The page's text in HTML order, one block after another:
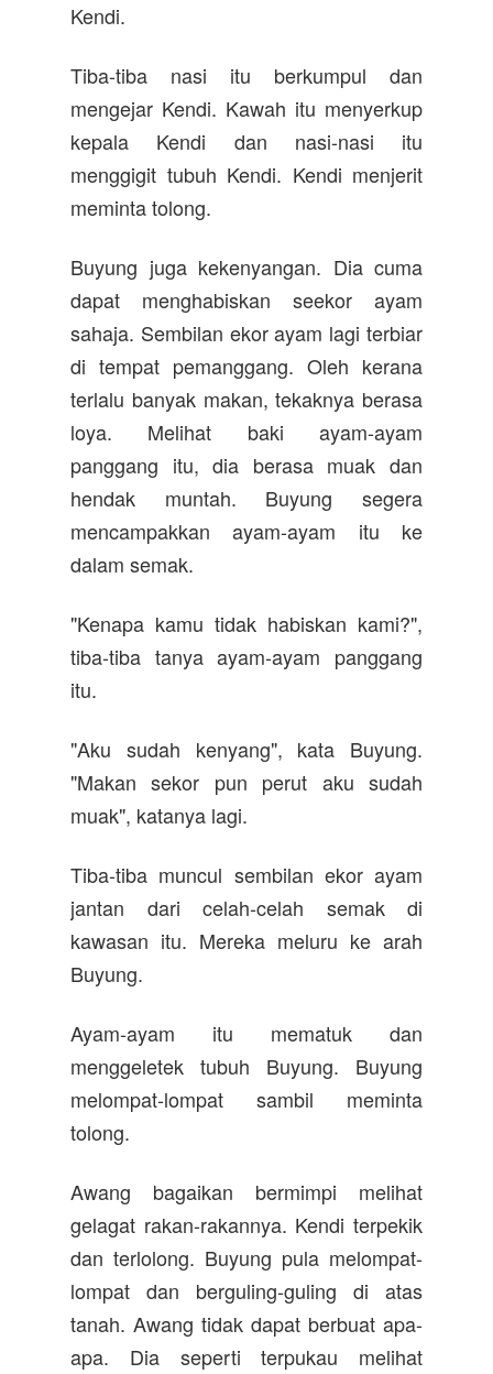
Kendi.
Tiba-tiba nasi itu berkumpul dan
mengejar Kendi. Kawah itu menyerkup
kepala Kendi dan nasi-nasi itu
menggigit tubuh Kendi. Kendi menjerit
meminta tolong.
Buyung juga kekenyangan. Dia cuma
dapat menghabiskan seekor ayam
sahaja. Sembilan ekor ayam lagi terbiar
di tempat pemanggang. Oleh kerana
terlalu banyak makan, tekaknya berasa
loya. Melihat baki ayam-ayam
panggang itu, dia berasa muak dan
hendak muntah. Buyung segera
mencampakkan ayam-ayam itu ke
dalam semak.
"Kenapa kamu tidak habiskan kami?",
tiba-tiba tanya ayam-ayam panggang
itu.
"Aku sudah kenyang", kata Buyung.
"Makan sekor pun perut aku sudah
muak", katanya lagi.
Tiba-tiba muncul sembilan ekor ayam
jantan dari celah-celah semak di
kawasan itu. Mereka meluru ke arah
Buyung.
Ayam-ayam itu mematuk dan
menggeletek tubuh Buyung. Buyung
melompat-lompat sambil meminta
tolong.
Awang bagaikan bermimpi melihat
gelagat rakan-rakannya. Kendi terpekik
dan terlolong. Buyung pula melompat-
lompat dan berguling-guling di atas
tanah. Awang tidak dapat berbuat apa-
apa. Dia seperti terpukau melihat